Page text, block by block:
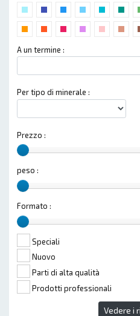
A un termine :
Per tipo di minerale :
Prezzo :
peso :
Formato :
Speciali
Nuovo
Parti di alta qualità
Prodotti professionali
Vedere i